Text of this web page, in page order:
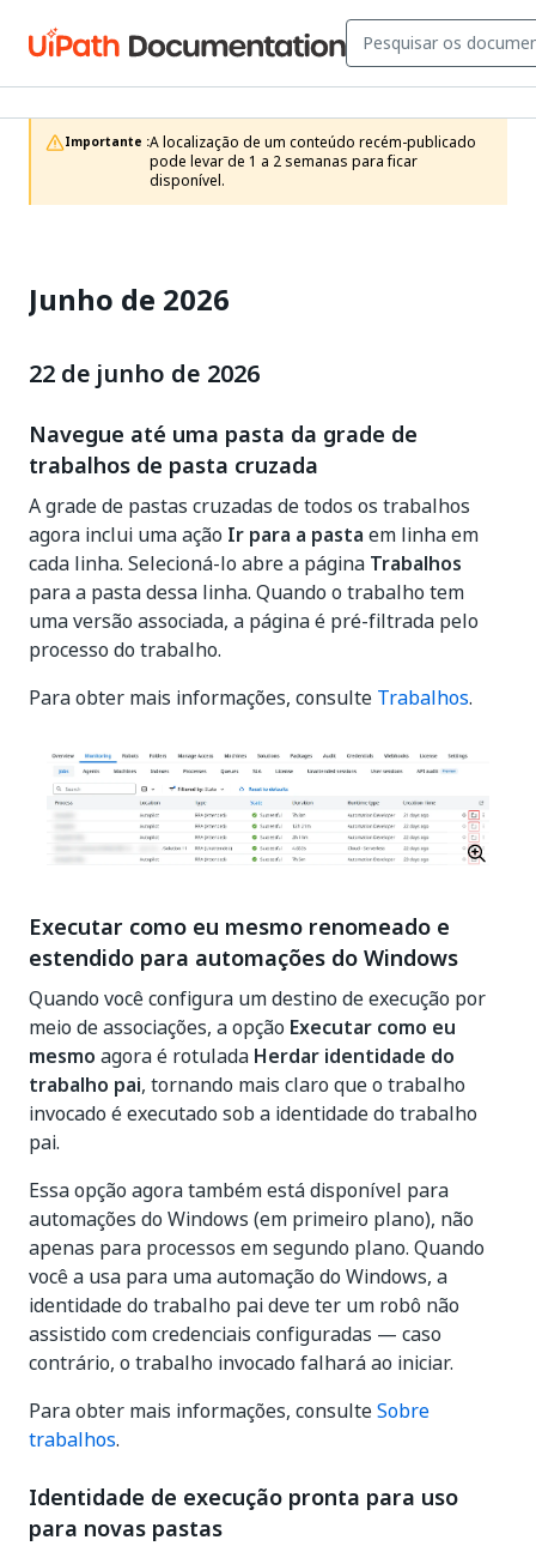
Importante :A localização de um conteúdo recém-publicado
pode levar de 1 a 2 semanas para ficar
disponível.
Junho de 2026
22 de junho de 2026
Navegue até uma pasta da grade de
trabalhos de pasta cruzada
A grade de pastas cruzadas de todos os trabalhos
agora inclui uma ação Ir para a pasta em linha em
cada linha. Selecioná-lo abre a página Trabalhos
para a pasta dessa linha. Quando o trabalho tem
uma versão associada, a página é pré-filtrada pelo
processo do trabalho.
Para obter mais informações, consulte Trabalhos.
Executar como eu mesmo renomeado e
estendido para automações do Windows
Quando você configura um destino de execução por
meio de associações, a opção Executar como eu
mesmo agora é rotulada Herdar identidade do
trabalho pai, tornando mais claro que o trabalho
invocado é executado sob a identidade do trabalho
pai.
Essa opção agora também está disponível para
automações do Windows (em primeiro plano), não
apenas para processos em segundo plano. Quando
você a usa para uma automação do Windows, a
identidade do trabalho pai deve ter um robô não
assistido com credenciais configuradas — caso
contrário, o trabalho invocado falhará ao iniciar.
Para obter mais informações, consulteSobre
trabalhos.
Identidade de execução pronta para uso
para novas pastas